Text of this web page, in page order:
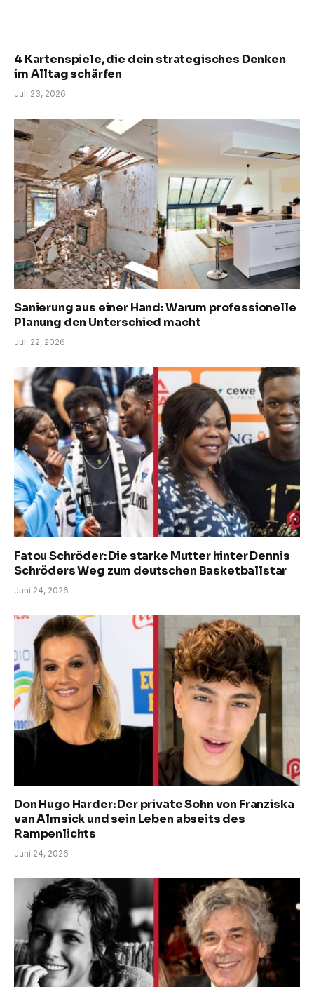
4 Kartenspiele, die dein strategisches Denken
im Alltag schärfen
Juli 23, 2026
Sanierung aus einer Hand: Warum professionelle
Planung den Unterschied macht
Juli 22, 2026
Fatou Schröder: Die starke Mutter hinter Dennis
Schröders Weg zum deutschen Basketballstar
Juni 24, 2026
Don Hugo Harder: Der private Sohn von Franziska
van Almsick und sein Leben abseits des
Rampenlichts
Juni 24, 2026